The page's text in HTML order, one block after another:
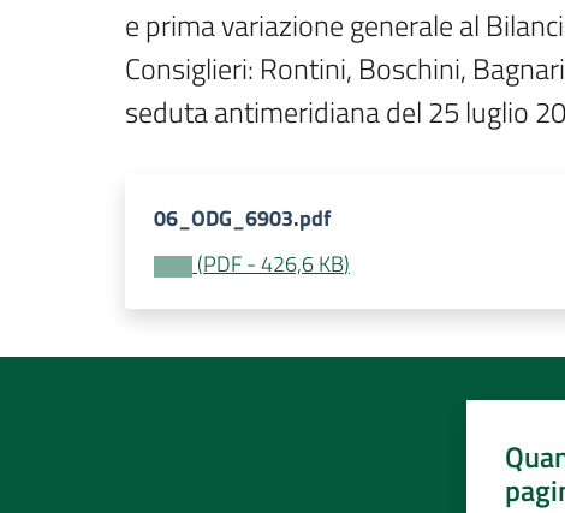
e prima variazione generale al
Consiglieri: Rontini, Boschini,
seduta antimeridiana del 25 luglio
06_ODG_6903.pdf
(PDF-426,6 KB)